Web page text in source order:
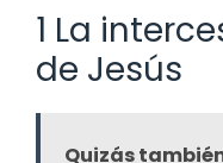
1 La
de Jesús
Quizás